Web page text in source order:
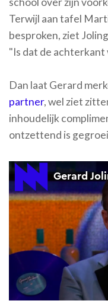
Terwijl aan tafel
besproken, ziet
"Is dat de achterkant
Dan laat Gerard
partner, wel ziet
inhoudelijk
ontzettend is